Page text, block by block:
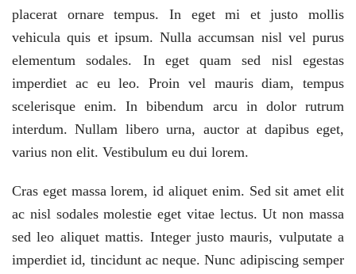
placerat ornare tempus. In eget mi et justo mollis
vehicula quis et ipsum. Nulla accumsan nisl vel purus
elementum sodales. In eget quam sed nisl egestas
imperdiet ac eu leo. Proin vel mauris diam, tempus
scelerisque enim. In bibendum arcu in dolor rutrum
interdum. Nullam libero urna, auctor at dapibus eget,
varius non elit. Vestibulum eu dui lorem.
Cras eget massa lorem, id aliquet enim. Sed sit amet elit
ac nisl sodales molestie eget vitae lectus. Ut non massa
sed leo aliquet mattis. Integer justo mauris, vulputate a
imperdiet id, tincidunt ac neque. Nunc adipiscing semper